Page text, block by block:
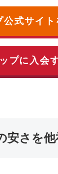
公式サイト
プに入会
安さを